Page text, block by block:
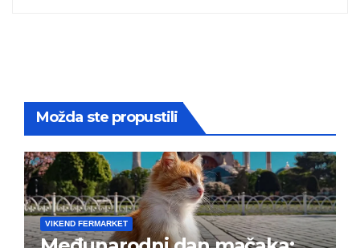
Možda ste propustili
VIKEND FERMARKET